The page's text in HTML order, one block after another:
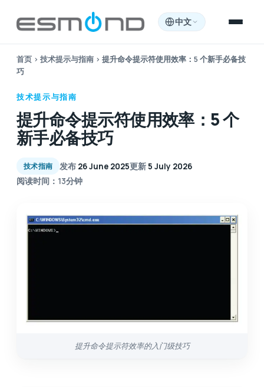
中文
首页 › 技术提示与指南 › 提升命令提示符使用效率：5 个新手必备技
巧
技术提示与指南
提升命令提示符使用效率：5 个
新手必备技巧
技术指南 发布 26 June 2025更新5 July 2026
阅读时间：13分钟
提升命令提示符效率的入门级技巧